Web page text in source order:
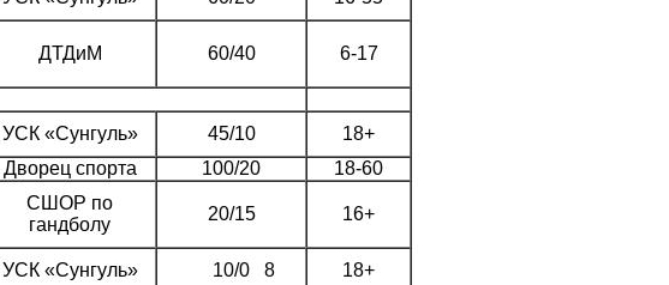
ДТДиМ 60/40 6-17
УСК «Сунгуль» 45/10
18+
Дворец спорта 100/20 18-60
СШОР по
гандболу
20/15 16+
УСК «Сунгуль» 10/0 8 18+